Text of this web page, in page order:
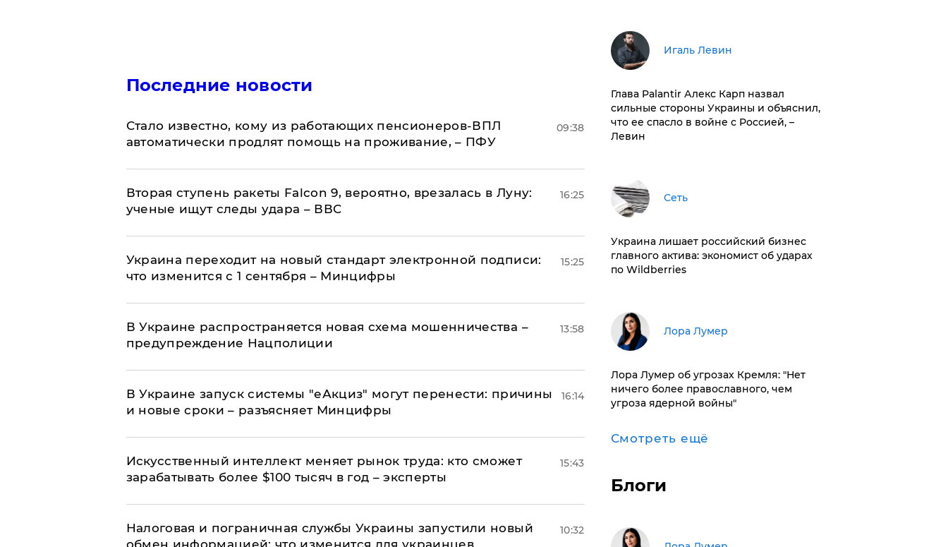
Последние новости
Стало известно, кому из работающих пенсионеров-ВПЛ
автоматически продлят помощь на проживание, – ПФУ
09:38
Вторая ступень ракеты Falcon 9, вероятно, врезалась в Луну:
ученые ищут следы удара – ВВС
16:25
Украина переходит на новый стандарт электронной подписи:
что изменится с 1 сентября – Минцифры
15:25
В Украине распространяется новая схема мошенничества –
предупреждение Нацполиции
13:58
В Украине запуск системы "еАкциз" могут перенести: причины
и новые сроки – разъясняет Минцифры
16:14
Искусственный интеллект меняет рынок труда: кто сможет
зарабатывать более $100 тысяч в год – эксперты
15:43
Налоговая и пограничная службы Украины запустили новый
обмен информацией: что изменится для украинцев
10:32
Игаль Левин
Глава Palantir Алекс Карп назвал
сильные стороны Украины и объяснил,
что ее спасло в войне с Россией, –
Левин
Сеть
​Украина лишает российский бизнес
главного актива: экономист об ударах
по Wildberries
​Лора Лумер
Лора Лумер об угрозах Кремля: "Нет
ничего более православного, чем
угроза ядерной войны"
Смотреть ещё
Блоги